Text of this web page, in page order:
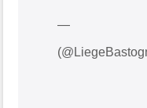
— Liège-